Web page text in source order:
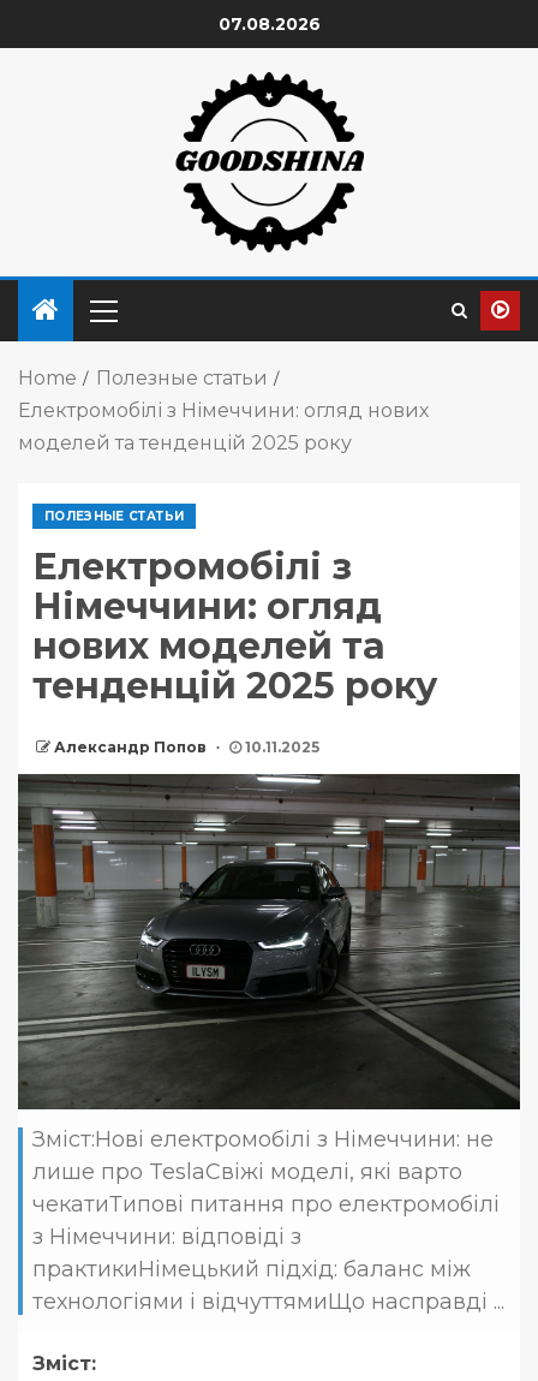
07.08.2026
Home
Полезные статьи
Електромобілі з Німеччини: огляд нових
моделей та тенденцій 2025 року
ПОЛЕЗНЫЕ СТАТЬИ
Електромобілі з
Німеччини: огляд
нових моделей та
тенденцій 2025 року
Александр Попов 10.11.2025
Зміст:Нові електромобілі з Німеччини: не
лише про TeslaСвіжі моделі, які варто
чекатиТипові питання про електромобілі
з Німеччини: відповіді з
практикиНімецький підхід: баланс між
технологіями і відчуттямиЩо насправді ...
Зміст: